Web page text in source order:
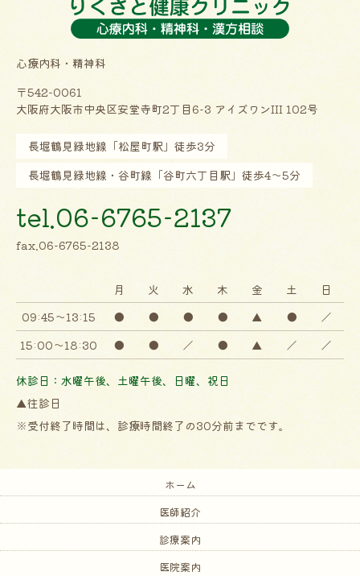
心療内科・精神科
〒542-0061
大阪府大阪市中央区安堂寺町2丁目6-3 アイズワンIII 102号
長堀鶴見緑地線「松屋町駅」徒歩3分
長堀鶴見緑地線・谷町線「谷町六丁目駅」徒歩4〜5分
tel.06-6765-2137
fax.06-6765-2138
月 火 水 木 金 土
日
09:45～13:15
● ● ● ● ▲ ●
／
15:00～18:30
● ● ／ ● ▲ ／ ／
休診日：水曜午後、土曜午後、日曜、祝日
▲往診日
※受付終了時間は、診療時間終了の30分前までです。
ホーム
医師紹介
診療案内
医院案内